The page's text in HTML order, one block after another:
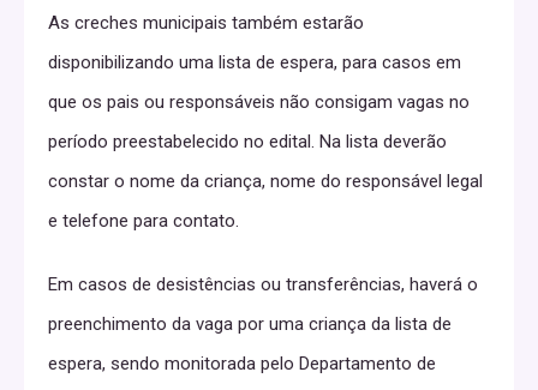
As creches municipais também estarão
disponibilizando uma lista de espera, para casos em
que os pais ou responsáveis não consigam vagas no
período preestabelecido no edital. Na lista deverão
constar o nome da criança, nome do responsável legal
e telefone para contato.
Em casos de desistências ou transferências, haverá o
preenchimento da vaga por uma criança da lista de
espera, sendo monitorada pelo Departamento de